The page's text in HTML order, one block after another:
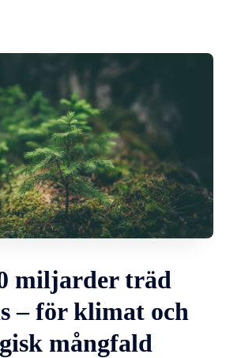
miljarder träd
– för klimat och
mångfald